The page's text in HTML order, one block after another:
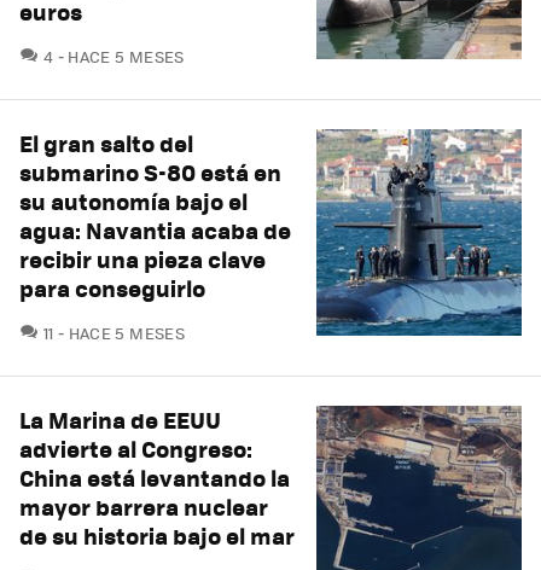
euros
4 COMENTARIOS
HACE 5 MESES
El gran salto del
submarino S-80 está en
su autonomía bajo el
agua: Navantia acaba de
recibir una pieza clave
para conseguirlo
11 COMENTARIOS
HACE 5 MESES
La Marina de EEUU
advierte al Congreso:
China está levantando la
mayor barrera nuclear
de su historia bajo el mar